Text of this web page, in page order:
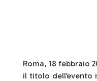
Roma, 18 febbraio
il titolo dell’evento